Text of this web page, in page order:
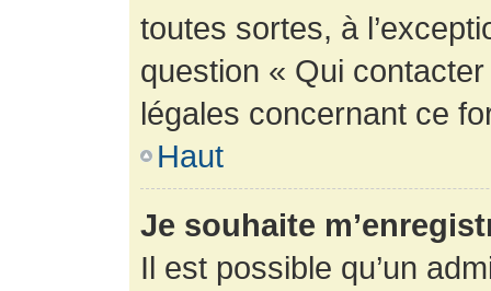
toutes sortes, à
question « Qui
légales concernant ce
Haut
Je souhaite
Il est possible qu’un